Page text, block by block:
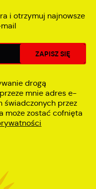
i otrzymuj najnowsze
drogą
mnie adres e-
świadczonych przez
może zostać cofnięta